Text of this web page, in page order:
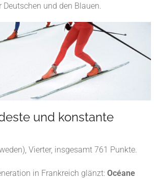
und den Blauen.
und konstante
Vierter, insgesamt 761 Punkte.
in Frankreich glänzt: Océane